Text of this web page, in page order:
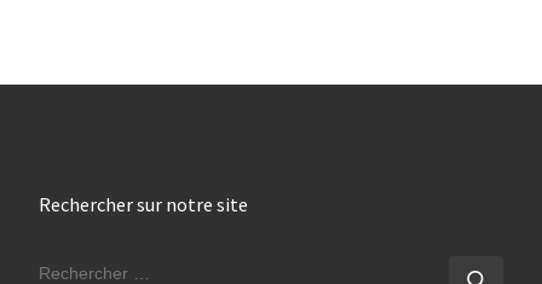
Rechercher sur notre site
RECHERCHER